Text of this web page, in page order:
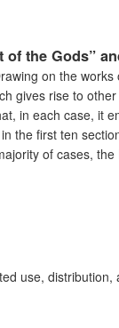
the Gods”
on the
gives rise to
in each case, it
first ten
of cases,
use,